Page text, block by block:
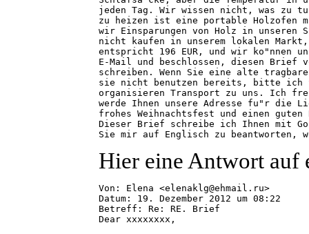
jeden Tag. Wir wissen nicht, was zu
zu heizen ist eine portable Holzofen
wir Einsparungen von Holz in unseren
nicht kaufen in unserem lokalen
entspricht 196 EUR, und wir
E-Mail und beschlossen, diesen Brief
schreiben. Wenn Sie eine alte
sie nicht benutzen bereits, bitte ich
organisieren Transport zu uns. Ich
werde Ihnen unsere Adresse fu"r die
frohes Weihnachtsfest und einen
Dieser Brief schreibe ich Ihnen mit
Hier eine Antwort auf
Von: Elena <elenaklg@ehmail.ru>
Datum: 19. Dezember 2012 um 08:22
Betreff: Re: RE. Brief
Dear xxxxxxxx,